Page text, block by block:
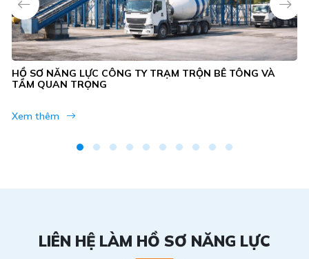
HỒ SƠ NĂNG LỰC CÔNG TY TRẠM TRỘN BÊ TÔNG VÀ
TẦM QUAN TRỌNG
Xem thêm
LIÊN HỆ LÀM HỒ SƠ NĂNG LỰC